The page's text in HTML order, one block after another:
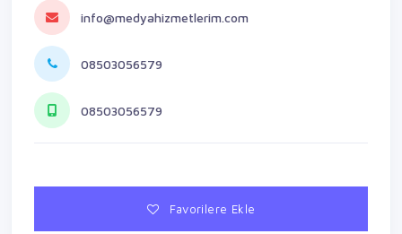
info@medyahizmetlerim.com
08503056579
08503056579
Favorilere Ekle